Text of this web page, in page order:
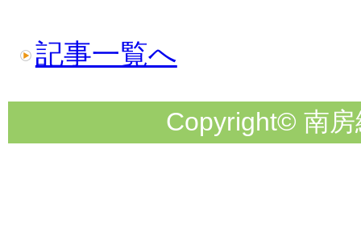
記事一覧へ
Copyright© 南